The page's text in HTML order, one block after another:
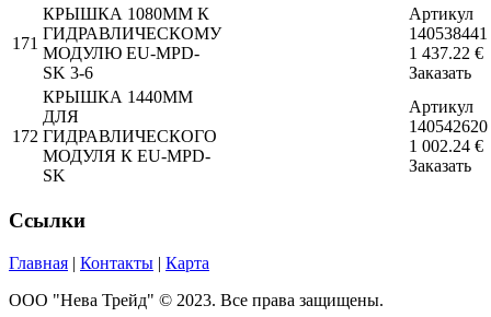
171
КРЫШКА 1080MM К
ГИДРАВЛИЧЕСКОМУ
МОДУЛЮ EU-MPD-
SK 3-6
Артикул
140538441
1 437.22 €
Заказать
172
КРЫШКА 1440MM
ДЛЯ
ГИДРАВЛИЧЕСКОГО
МОДУЛЯ К EU-MPD-
SK
Артикул
140542620
1 002.24 €
Заказать
Ссылки
Главная | Контакты | Карта
ООО "Нева Трейд" © 2023. Все права защищены.